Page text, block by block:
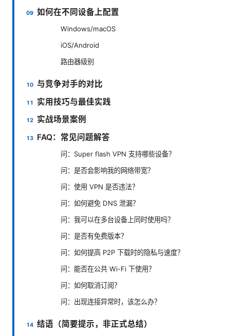
如何在不同设备上配置
Windows/macOS
iOS/Android
路由器级别
与竞争对手的对比
实用技巧与最佳实践
实战场景案例
FAQ：常见问题解答
问：Super flash VPN 支持哪些设备？
问：是否会影响我的网络带宽？
问：使用 VPN 是否违法？
问：如何避免 DNS 泄漏？
问：我可以在多台设备上同时使用吗？
问：是否有免费版本？
问：如何提高 P2P 下载时的隐私与速度？
问：能否在公共 Wi-Fi 下使用？
问：如何取消订阅？
问：出现连接异常时，该怎么办？
结语（简要提示，非正式总结）